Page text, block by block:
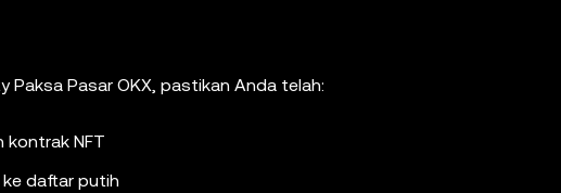
Paksa Pasar OKX, pastikan Anda telah:
kontrak NFT
ke daftar putih